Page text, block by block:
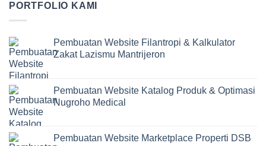
PORTFOLIO KAMI
Pembuatan Website Filantropi & Kalkulator
Zakat Lazismu Mantrijeron
Pembuatan Website Katalog Produk & Optimasi
Nugroho Medical
Pembuatan Website Marketplace Properti DSB